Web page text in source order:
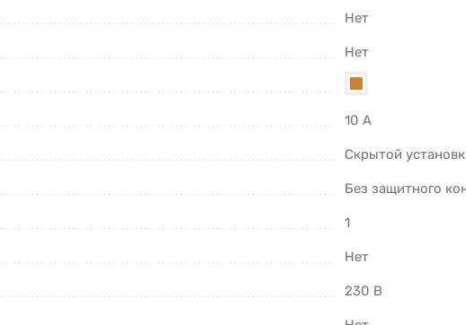
Нет
Нет
10 А
Скрытой
Без защитного
1
Нет
230 В